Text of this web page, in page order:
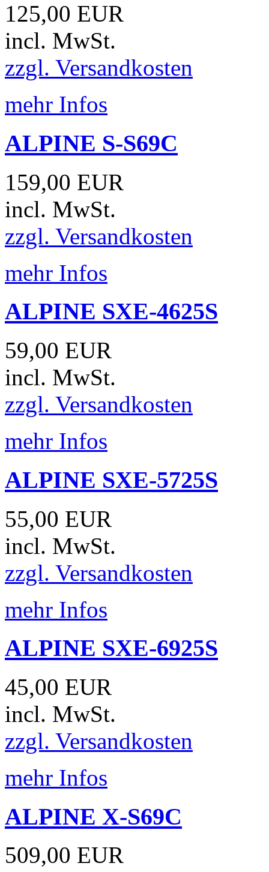
125,00 EUR
incl. MwSt.
zzgl. Versandkosten
mehr Infos
ALPINE S-S69C
159,00 EUR
incl. MwSt.
zzgl. Versandkosten
mehr Infos
ALPINE SXE-4625S
59,00 EUR
incl. MwSt.
zzgl. Versandkosten
mehr Infos
ALPINE SXE-5725S
55,00 EUR
incl. MwSt.
zzgl. Versandkosten
mehr Infos
ALPINE SXE-6925S
45,00 EUR
incl. MwSt.
zzgl. Versandkosten
mehr Infos
ALPINE X-S69C
509,00 EUR